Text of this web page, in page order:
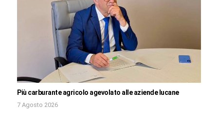
Più carburante agricolo agevolato alle aziende lucane
7 Agosto 2026